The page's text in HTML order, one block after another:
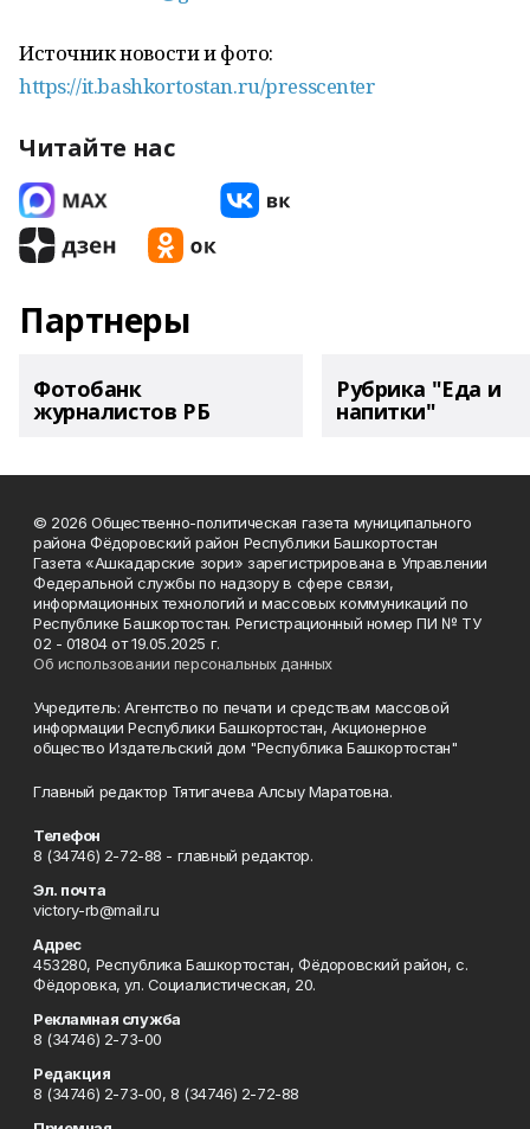
Источник новости и фото:
https://it.bashkortostan.ru/presscenter
Читайте нас
Партнеры
Фотобанк
журналистов РБ
Рубрика "Еда и
напитки"
© 2026 Общественно-политическая газета муниципального
района Фёдоровский район Республики Башкортостан
Газета «Ашкадарские зори» зарегистрирована в Управлении
Федеральной службы по надзору в сфере связи,
информационных технологий и массовых коммуникаций по
Республике Башкортостан. Регистрационный номер ПИ № ТУ
02 - 01804 от 19.05.2025 г.
Об использовании персональных данных
Учредитель: Агентство по печати и средствам массовой
информации Республики Башкортостан, Акционерное
общество Издательский дом "Республика Башкортостан"
Главный редактор Тятигачева Алсыу Маратовна.
Телефон
8 (34746) 2-72-88 - главный редактор.
Эл. почта
victory-rb@mail.ru
Адрес
453280, Республика Башкортостан, Фёдоровский район, с.
Фёдоровка, ул. Социалистическая, 20.
Рекламная служба
8 (34746) 2-73-00
Редакция
8 (34746) 2-73-00, 8 (34746) 2-72-88